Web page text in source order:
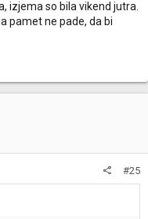
izjema so bila vikend jutra.
pamet ne pade, da bi
#25